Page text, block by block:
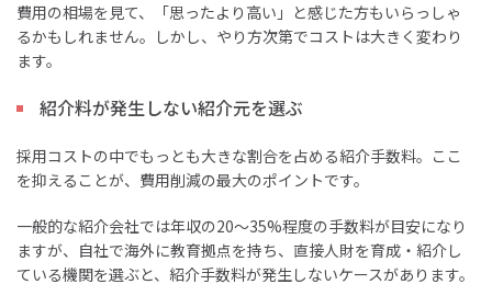
費用の相場を見て、「思ったより高い」と感じた方もいらっしゃ
るかもしれません。しかし、やり方次第でコストは大きく変わり
ます。
紹介料が発生しない紹介元を選ぶ
採用コストの中でもっとも大きな割合を占める紹介手数料。ここ
を抑えることが、費用削減の最大のポイントです。
一般的な紹介会社では年収の20〜35%程度の手数料が目安になり
ますが、自社で海外に教育拠点を持ち、直接人財を育成・紹介し
ている機関を選ぶと、紹介手数料が発生しないケースがあります。